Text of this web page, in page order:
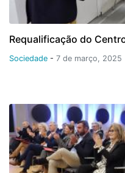
Requalificação do
Sociedade - 7 de março, 2025